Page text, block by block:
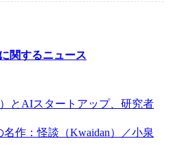
関するニュース
とAIスタートアップ、研究者
作：怪談（Kwaidan）／小泉